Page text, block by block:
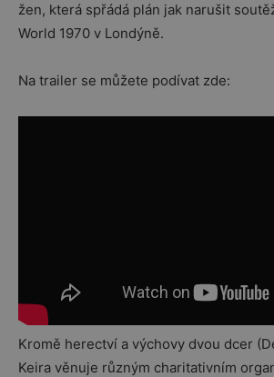
žen, která spřádá plán jak narušit
World 1970 v Londýně.
Na trailer se můžete podívat zde:
Kromě herectví a výchovy dvou dcer
Keira věnuje různým charitativním